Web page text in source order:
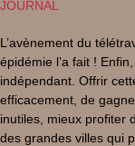
JOURNAL
L’avènement du
épidémie l’a fait !
indépendant. Offrir
efficacement, de
inutiles, mieux profiter
des grandes villes qui